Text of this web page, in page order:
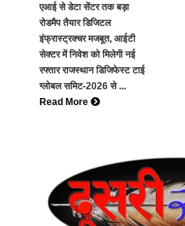
एआई से डेटा सेंटर तक बड़ा
रोडमैप तैयार डिजिटल
इंफ्रास्ट्रक्चर मजबूत, आईटी
सेक्टर में निवेश को मिलेगी नई
रफ्तार राजस्थान डिजिफेस्ट टाई
ग्लोबल समिट-2026 से ...
Read More